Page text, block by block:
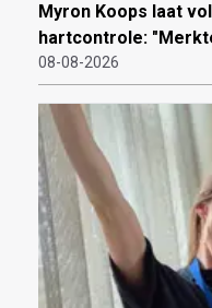
Myron Koops laat
hartcontrole:
08-08-2026